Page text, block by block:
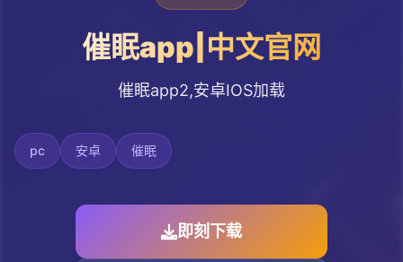
催眠app|中文官网
催眠app2,安卓IOS加载
pc 安卓 催眠
即刻下载